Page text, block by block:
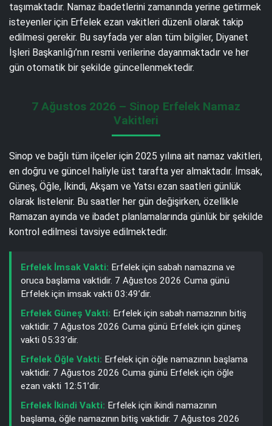
taşımaktadır. Namaz ibadetlerini zamanında yerine getirmek
isteyenler için Erfelek ezan vakitleri düzenli olarak takip
edilmesi gerekir. Bu sayfada yer alan tüm bilgiler, Diyanet
İşleri Başkanlığı’nın resmi verilerine dayanmaktadır ve her
gün otomatik bir şekilde güncellenmektedir.
7 Ağustos 2026 – Sinop Erfelek Namaz
Vakitleri
Sinop ve bağlı tüm ilçeler için 2025 yılına ait namaz vakitleri,
en doğru ve güncel haliyle üst tarafta yer almaktadır. İmsak,
Güneş, Öğle, İkindi, Akşam ve Yatsı ezan saatleri günlük
olarak listelenir. Bu saatler her gün değişirken, özellikle
Ramazan ayında ve ibadet planlamalarında günlük bir şekilde
kontrol edilmesi tavsiye edilmektedir.
Erfelek İmsak Vakti: Erfelek için sabah namazına ve
oruca başlama vaktidir. 7 Ağustos 2026 Cuma günü
Erfelek için imsak vakti 03:49’dir.
Erfelek Güneş Vakti: Erfelek için sabah namazının bitiş
vaktidir. 7 Ağustos 2026 Cuma günü Erfelek için güneş
vakti 05:33’dir.
Erfelek Öğle Vakti: Erfelek için öğle namazının başlama
vaktidir. 7 Ağustos 2026 Cuma günü Erfelek için öğle
ezan vakti 12:51’dir.
Erfelek İkindi Vakti: Erfelek için ikindi namazının
başlama, öğle namazının bitiş vaktidir. 7 Ağustos 2026